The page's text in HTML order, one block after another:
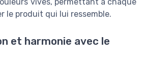
le produit qui lui ressemble.
et harmonie avec le